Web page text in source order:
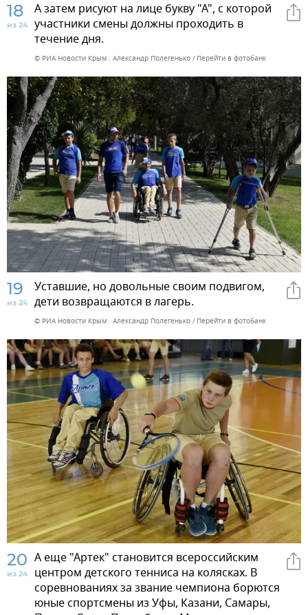
18
из 24
А затем рисуют на лице букву "А", с которой
участники смены должны проходить в
течение дня.
© РИА Новости Крым . Александр Полегенько Перейти в фотобанк
19
из 24
Уставшие, но довольные своим подвигом,
дети возвращаются в лагерь.
© РИА Новости Крым . Александр Полегенько Перейти в фотобанк
20
из 24
А еще "Артек" становится всероссийским
центром детского тенниса на колясках. В
соревнованиях за звание чемпиона борются
юные спортсмены из Уфы, Казани, Самары,